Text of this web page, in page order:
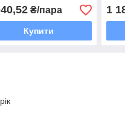
₴/пара
Купити
1